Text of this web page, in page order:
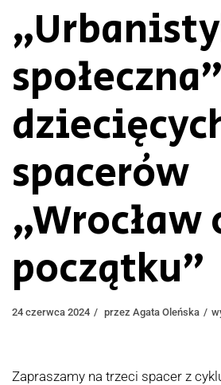
spacerów
„Wrocław
początku”
24 czerwca 2024 przez Agata Oleńska
Zapraszamy na trzeci spacer z